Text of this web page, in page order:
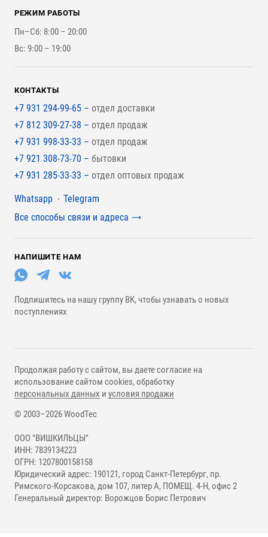
Наши работы
Стройматериалы
Инструменты
Для бутерброда стены
Для наружной отделки
Для покрытия крыши
РЕЖИМ РАБОТЫ
Пн–Сб: 8:00 – 20:00
Вс: 9:00 – 19:00
КОНТАКТЫ
+7 931 294-99-65 – отдел доставки
+7 812 309-27-38 – отдел продаж
+7 931 998-33-33 – отдел продаж
+7 921 308-73-70 – бытовки
+7 931 285-33-33 – отдел оптовых продаж
Мессенджеры
Whatsapp
Telegram
Все способы связи и адреса
НАПИШИТЕ НАМ
Подпишитесь на нашу группу ВК, чтобы узнавать о новых
поступлениях
© 2003–2026 WoodTec
ООО "ВИШКИЛЬЦЫ"
ИНН: 7839134223
ОГРН: 1207800158158
Юридический адрес: 190121, город Санкт-Петербург, пр.
Римского-Корсакова, дом 107, литер А, ПОМЕЩ. 4-Н, офис 2
Генеральный директор: Ворожцов Борис Петрович
Продолжая работу с сайтом, вы даете согласие на
использование сайтом cookies, обработку
персональных данных и условия продажи